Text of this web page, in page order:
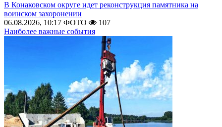
В Конаковском округе идет реконструкция памятника на
воинском захоронении
06.08.2026, 10:17 ФОТО
107
Наиболее важные события